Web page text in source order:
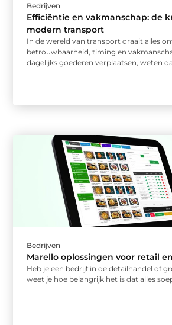
Bedrijven
Efficiëntie en vakmanschap: de
modern transport
In de wereld van transport draait alles
betrouwbaarheid, timing en
dagelijks goederen verplaatsen, weten
Bedrijven
Marello oplossingen voor retail
Heb je een bedrijf in de detailhandel of
weet je hoe belangrijk het is dat alles